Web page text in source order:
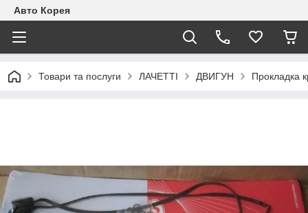
Авто Корея
Товари та послуги ЛАЧЕТТІ ДВИГУН Прокладка